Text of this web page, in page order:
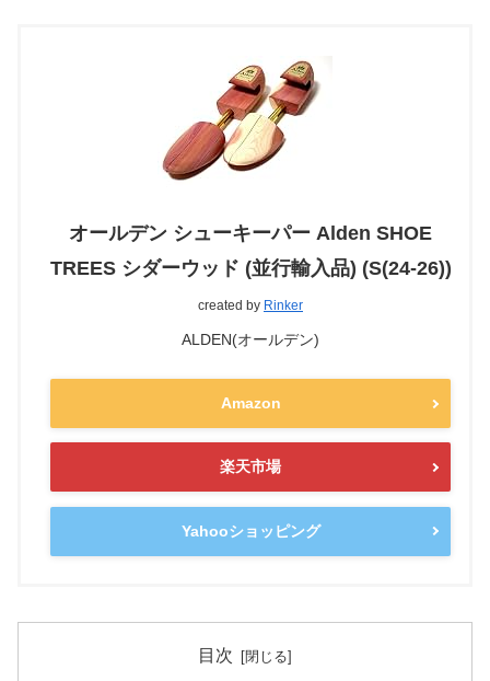
オールデン シューキーパー Alden SHOE
TREES シダーウッド (並行輸入品) (S(24-26))
created by Rinker
ALDEN(オールデン)
Amazon
楽天市場
Yahooショッピング
目次